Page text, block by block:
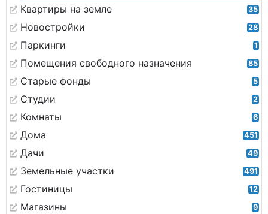
Квартиры на земле 35
Новостройки 28
Паркинги 1
Помещения свободного назначения 85
Старые фонды 5
Студии 2
Комнаты 6
Дома 451
Дачи 49
Земельные участки 491
Гостиницы 12
Магазины 9